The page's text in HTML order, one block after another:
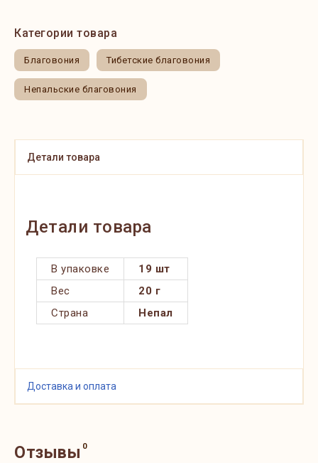
Категории товара
Благовония Тибетские благовония
Непальские благовония
Детали товара
Детали товара
В упаковке
19 шт
Вес
20 г
Страна
Непал
Доставка и оплата
Отзывы 0